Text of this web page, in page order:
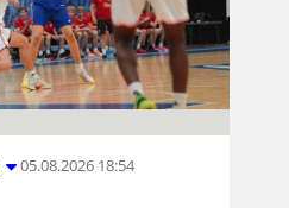
05.08.2026 18:54